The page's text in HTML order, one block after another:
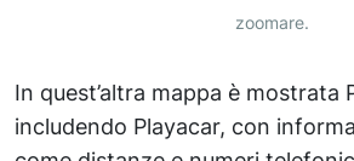
zoomare.
In quest’altra mappa è mostrata
includendo Playacar, con